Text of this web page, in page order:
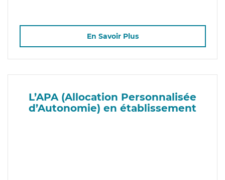
En Savoir Plus
L’APA (Allocation Personnalisée
d’Autonomie) en établissement